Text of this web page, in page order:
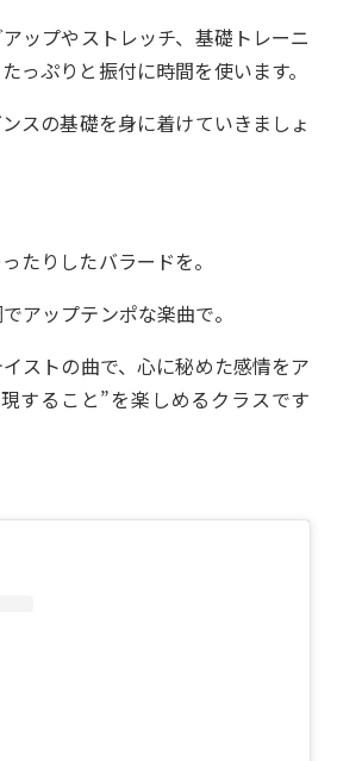
ップやストレッチ、基礎トレーニ
っぷりと振付に時間を使います。
スの基礎を身に着けていきましょ
たりしたバラードを。
アップテンポな楽曲で。
ストの曲で、心に秘めた感情をア
すること”を楽しめるクラスです